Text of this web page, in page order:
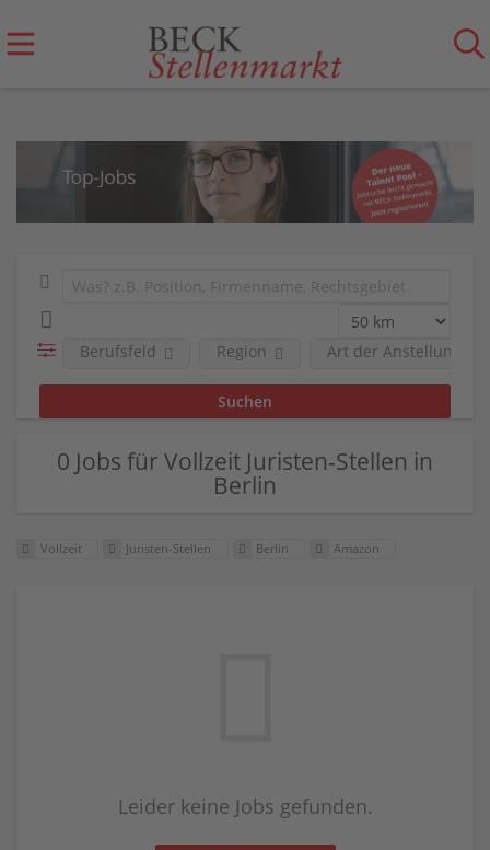
Berufsfeld Region Art der Anstellung
0 Jobs für Vollzeit Juristen-Stellen in
Berlin
Vollzeit Juristen-Stellen Berlin Amazon
Leider keine Jobs gefunden.